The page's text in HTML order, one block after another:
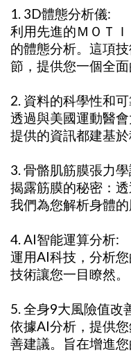
1. 3D體態分析儀:
利用先進的ＭＯＴ
的體態分析。這項
節，提供您一個全面
2. 資料的科學性和
透過與美國運動醫
提供的資訊都建基於
3. 骨骼肌筋膜張力
揭露筋膜的秘密：
我們為您解析身體的
4. AI智能運算分析:
運用AI科技，分析
技術讓您一目瞭然。
5. 全身9大風險值改
依據AI分析，提供
善建議。旨在增進